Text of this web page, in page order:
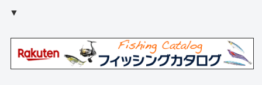
▼